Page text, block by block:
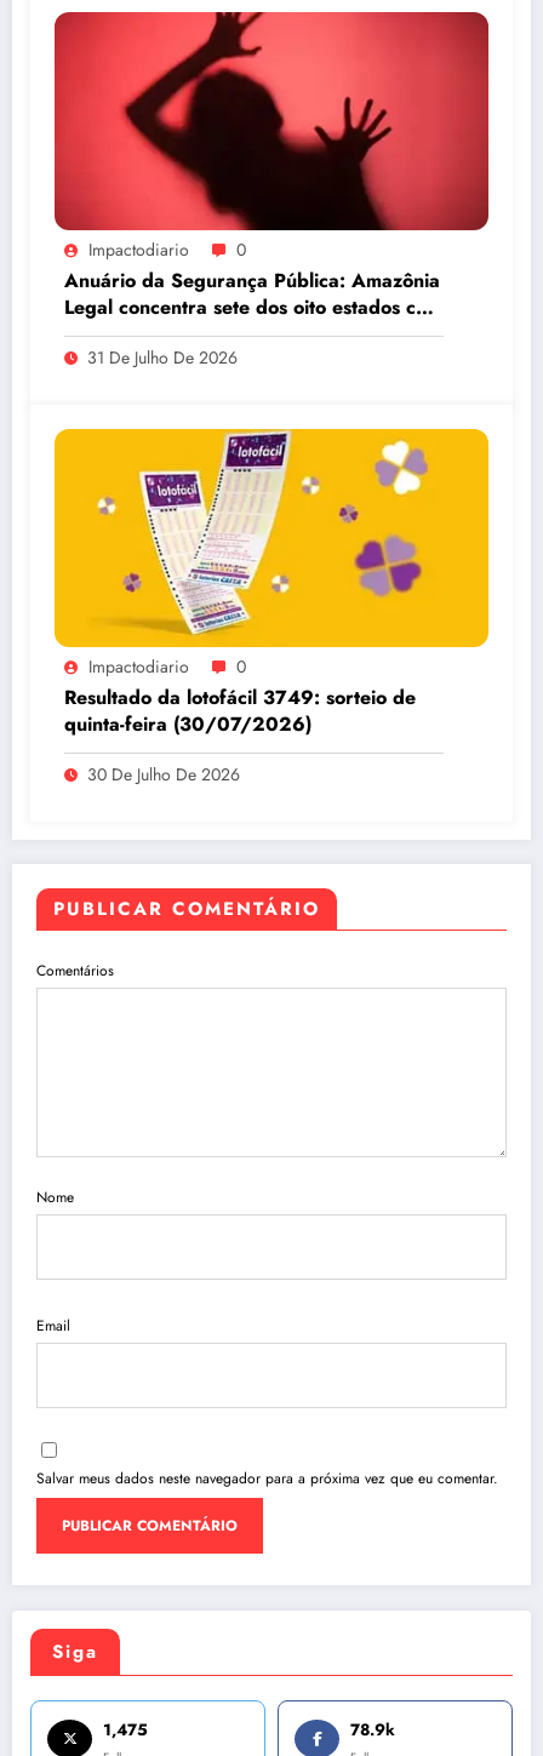
Impactodiario 0
Anuário da Segurança Pública: Amazônia
Legal concentra sete dos oito estados com
maiores taxas de estupro do país
31 De Julho De 2026
Impactodiario 0
Resultado da lotofácil 3749: sorteio de
quinta-feira (30/07/2026)
30 De Julho De 2026
PUBLICAR COMENTÁRIO
Comentários
Nome
Email
Salvar meus dados neste navegador para a próxima vez que eu comentar.
Siga
1,475 78.9k